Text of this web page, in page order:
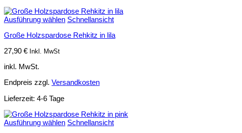
Ausführung wählen Schnellansicht
Große Holzspardose Rehkitz in lila
27,90 € Inkl. MwSt
inkl. MwSt.
Endpreis zzgl. Versandkosten
Lieferzeit: 4-6 Tage
Ausführung wählen Schnellansicht